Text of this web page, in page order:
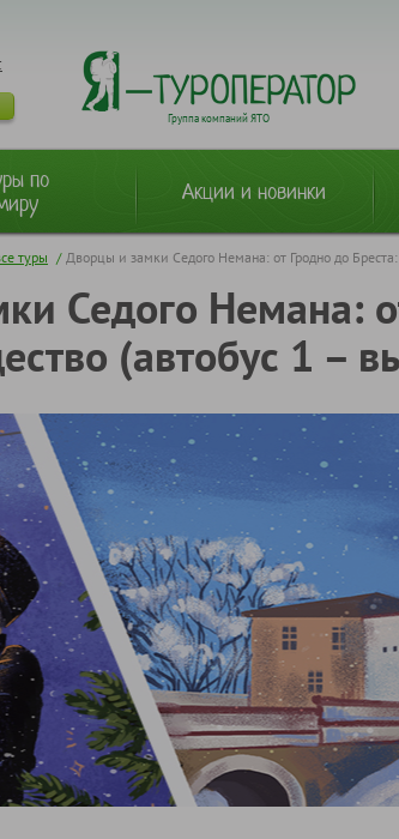
Группа компаний ЯТО
по
Акции и новинки
туры / Дворцы и замки Седого Немана: от Гродно до
Седого Немана:
(автобус 1 –